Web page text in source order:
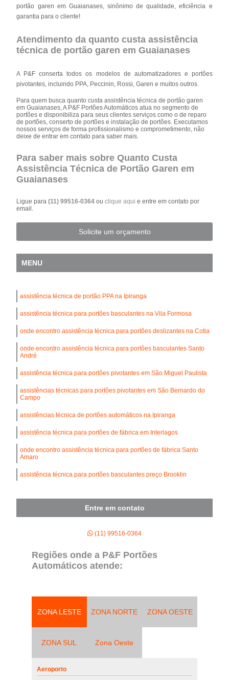
portão garen em Guaianases, sinônimo de qualidade, eficiência e
garantia para o cliente!
Atendimento da quanto custa assistência
técnica de portão garen em Guaianases
A P&F conserta todos os modelos de automatizadores e portões
pivotantes, incluindo PPA, Peccinin, Rossi, Garen e muitos outros.
Para quem busca quanto custa assistência técnica de portão garen
em Guaianases, A P&F Portões Automáticos atua no segmento de
portões e disponibiliza para seus clientes serviços como o de reparo
de portões, conserto de portões e instalação de portões. Executamos
nossos serviços de forma profissionalismo e comprometimento, não
deixe de entrar em contato para saber mais.
Para saber mais sobre Quanto Custa
Assistência Técnica de Portão Garen em
Guaianases
Ligue para(11) 99516-0364ouclique aqui e entre em contato por
email.
Solicite um orçamento
MENU
assistência técnica de portão PPA na Ipiranga
assistência técnica para portões basculantes na Vila Formosa
onde encontro assistência técnica para portões deslizantes na Cotia
onde encontro assistência técnica para portões basculantes Santo
André
assistência técnica para portões pivotantes em São Miguel Paulista
assistências técnicas para portões pivotantes em São Bernardo do
Campo
assistências técnica de portões automáticos na Ipiranga
assistência técnica para portões de fábrica em Interlagos
onde encontro assistência técnica para portões de fábrica Santo
Amaro
assistência técnica para portões basculantes preço Brooklin
Entre em contato
(11) 99516-0364
Regiões onde a P&F Portões
Automáticos atende:
ZONA LESTE ZONA NORTE ZONA OESTE
ZONA SUL Zona Oeste
Aeroporto